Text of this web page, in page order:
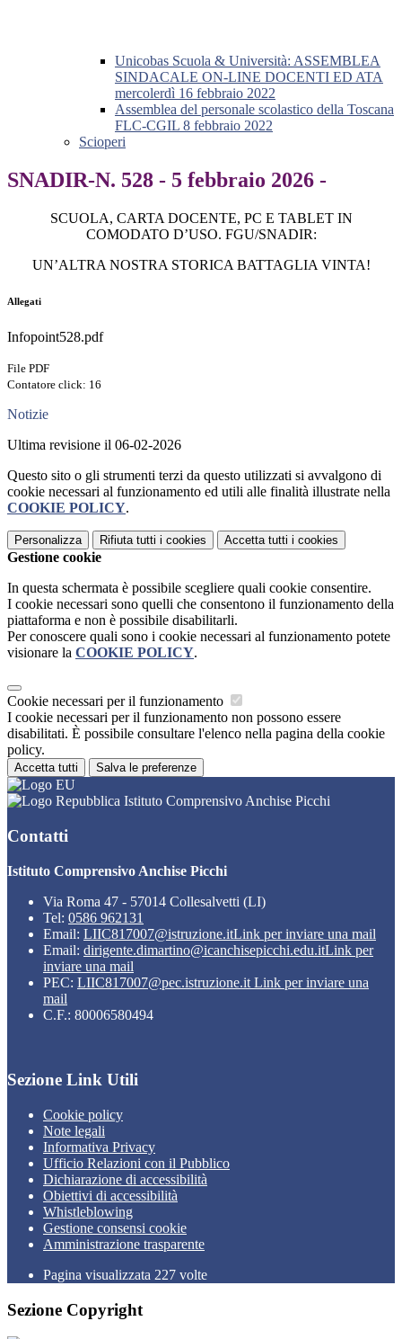
Unicobas Scuola & Università: ASSEMBLEA
SINDACALE ON-LINE DOCENTI ED ATA
mercolerdì 16 febbraio 2022
Assemblea del personale scolastico della Toscana
FLC-CGIL 8 febbraio 2022
Scioperi
SNADIR-N. 528 - 5 febbraio 2026 -
SCUOLA, CARTA DOCENTE, PC E TABLET IN
COMODATO D’USO. FGU/SNADIR:
UN’ALTRA NOSTRA STORICA BATTAGLIA VINTA!
Allegati
Infopoint528.pdf
File PDF
Contatore click: 16
Notizie
Ultima revisione il 06-02-2026
Questo sito o gli strumenti terzi da questo utilizzati si avvalgono di
cookie necessari al funzionamento ed utili alle finalità illustrate nella
COOKIE POLICY.
Personalizza Rifiuta tutti i cookies Accetta tutti i cookies
Gestione cookie
In questa schermata è possibile scegliere quali cookie consentire.
I cookie necessari sono quelli che consentono il funzionamento della
piattaforma e non è possibile disabilitarli.
Per conoscere quali sono i cookie necessari al funzionamento potete
visionare la COOKIE POLICY.
Cookie necessari per il funzionamento
I cookie necessari per il funzionamento non possono essere
disabilitati. È possibile consultare l'elenco nella pagina della cookie
policy.
Accetta tutti Salva le preferenze
Istituto Comprensivo Anchise Picchi
Contatti
Istituto Comprensivo Anchise Picchi
Via Roma 47 - 57014 Collesalvetti (LI)
Tel: 0586 962131
Email: LIIC817007@istruzione.itLink per inviare una mail
Email: dirigente.dimartino@icanchisepicchi.edu.itLink per
inviare una mail
PEC: LIIC817007@pec.istruzione.it Link per inviare una
mail
C.F.: 80006580494
Sezione Link Utili
Cookie policy
Note legali
Informativa Privacy
Ufficio Relazioni con il Pubblico
Dichiarazione di accessibilità
Obiettivi di accessibilità
Whistleblowing
Gestione consensi cookie
Amministrazione trasparente
Pagina visualizzata 227 volte
Sezione Copyright